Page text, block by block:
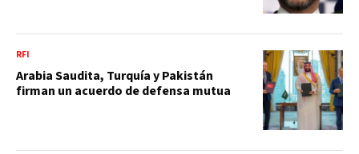
RFI
Arabia Saudita, Turquía y Pakistán
firman un acuerdo de defensa mutua